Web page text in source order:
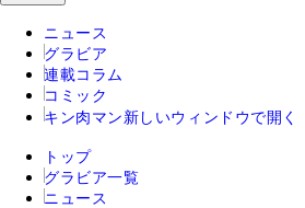
ニュース
グラビア
連載コラム
コミック
キン肉マン 新しいウィンドウで開く
トップ
グラビア一覧
ニュース